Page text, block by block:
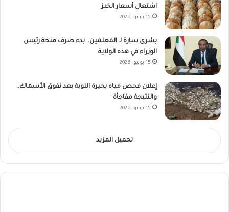
اشتعال أسعار الخبز
15 يونيو، 2026
بشرى سارة لـ المعلمين.. بدء صرف منحة رئيس
الوزراء في هذه الولاية
15 يونيو، 2026
إعلان فحص مياه بحيرة النوبة بعد نفوق الأسماك..
والنتيجة مفاجأة
15 يونيو، 2026
تحميل المزيد